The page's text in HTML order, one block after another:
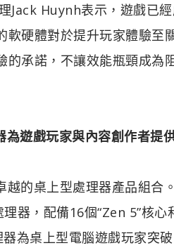
Jack Huynh表示，遊戲已
硬體對於提升玩家體驗至
承諾，不讓效能瓶頸成為
遊戲玩家與內容創作者提
的桌上型處理器產品組合
器，配備16個“Zen 5”核
為桌上型電腦遊戲玩家突